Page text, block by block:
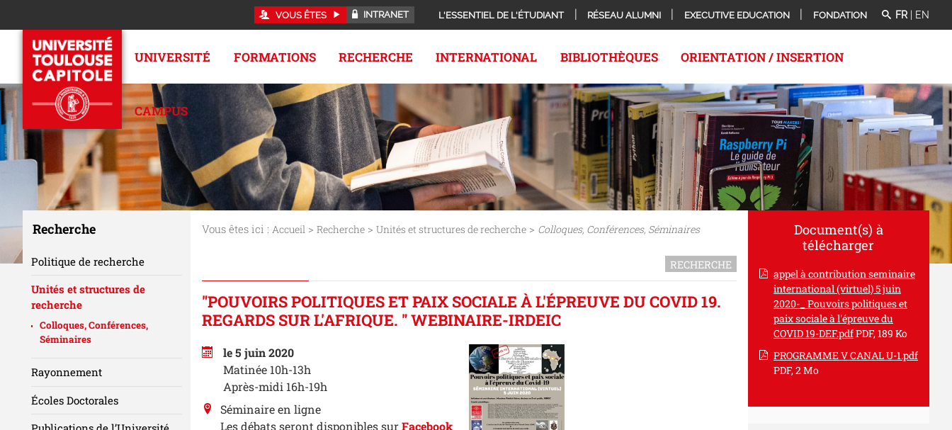
VOUS ÊTES INTRANET L'ESSENTIEL DE L'ÉTUDIANT RÉSEAU ALUMNI EXECUTIVE EDUCATION FONDATION FR EN
UNIVERSITÉ FORMATIONS RECHERCHE INTERNATIONAL BIBLIOTHÈQUES ORIENTATION / INSERTION
CAMPUS
Vous êtes ici : Accueil> Recherche> Unités et structures de recherche> Colloques, Conférences, Séminaires
RECHERCHE
"POUVOIRS POLITIQUES ET PAIX SOCIALE À L'ÉPREUVE DU COVID 19.
REGARDS SUR L'AFRIQUE. " WEBINAIRE-IRDEIC
le 5 juin 2020
Matinée 10h-13h
Après-midi 16h-19h
Séminaire en ligne
Les débats seront disponibles surFacebook
Document(s) à
télécharger
appel à contribution seminaire
international (virtuel) 5 juin
2020-_ Pouvoirs politiques et
paix sociale à l'épreuve du
COVID 19-DEF.pdfPDF, 189 Ko
PROGRAMME V CANAL U-1.pdf
PDF, 2 Mo
Recherche
Politique de recherche
Unités et structures de
recherche
Colloques, Conférences,
Séminaires
Rayonnement
Écoles Doctorales